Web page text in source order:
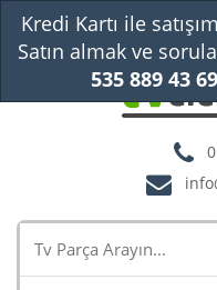
Kredi Kartı ile
Satın almak ve
535 889 43 69